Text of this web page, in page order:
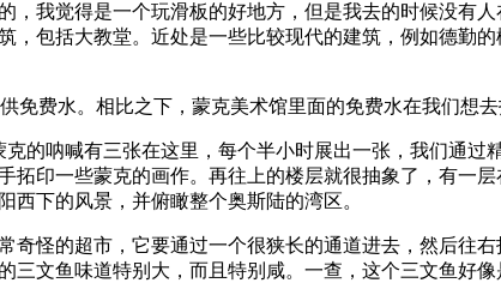
我觉得是一个玩滑板的好地方，但是我去的时候没有
包括大教堂。近处是一些比较现代的建筑，例如德勤
免费水。相比之下，蒙克美术馆里面的免费水在我们想
的呐喊有三张在这里，每个半小时展出一张，我们通
印一些蒙克的画作。再往上的楼层就很抽象了，有一
下的风景，并俯瞰整个奥斯陆的湾区。
怪的超市，它要通过一个很狭长的通道进去，然后往
文鱼味道特别大，而且特别咸。一查，这个三文鱼好像